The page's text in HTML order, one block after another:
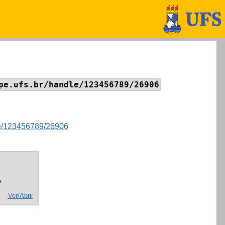
handle/123456789/26906
123456789/26906
Ver/Abrir